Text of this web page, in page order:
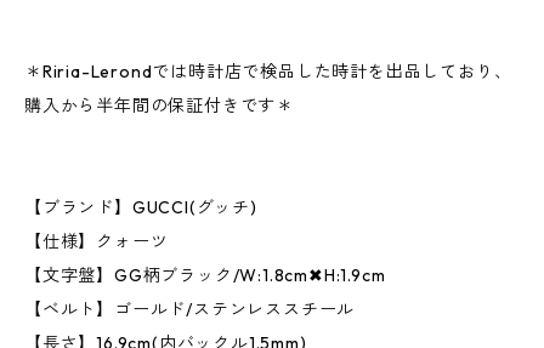
＊Riria-Lerondでは時計店で検品した時計を出品しており、
購入から半年間の保証付きです＊
【ブランド】GUCCI(グッチ)
【仕様】クォーツ
【文字盤】GG柄ブラック/W:1.8cm✖︎H:1.9cm
【ベルト】ゴールド/ステンレススチール
【長さ】16.9cm(内バックル1.5mm)